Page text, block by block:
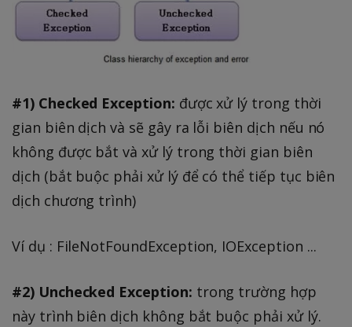
#1) Checked Exception: được xử lý trong thời
gian biên dịch và sẽ gây ra lỗi biên dịch nếu nó
không được bắt và xử lý trong thời gian biên
dịch (bắt buộc phải xử lý để có thể tiếp tục biên
dịch chương trình)
Ví dụ : FileNotFoundException, IOException ...
#2) Unchecked Exception: trong trường hợp
này trình biên dịch không bắt buộc phải xử lý.